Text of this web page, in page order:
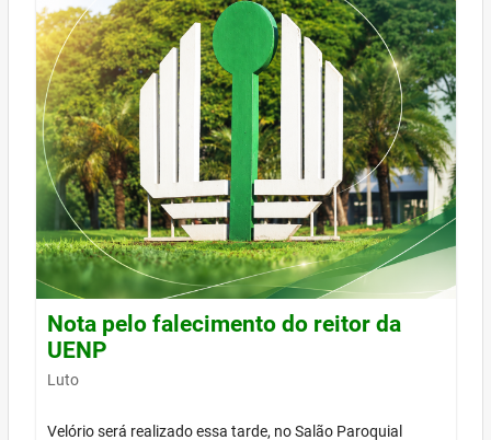
Nota pelo falecimento do reitor da
UENP
Luto
Velório será realizado essa tarde, no Salão Paroquial